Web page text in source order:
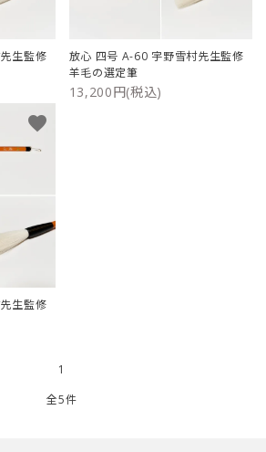
生監修
放心 四号 A-60 宇野雪村先生監修
羊毛の選定筆
13,200円(税込)
生監修
favorite
1
全5件